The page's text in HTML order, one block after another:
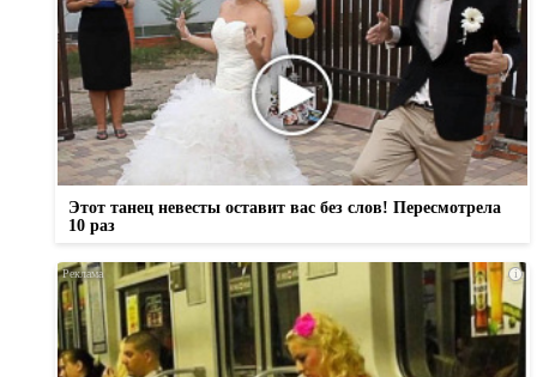
Этот танец невесты оставит вас без слов! Пересмотрела
10 раз
i